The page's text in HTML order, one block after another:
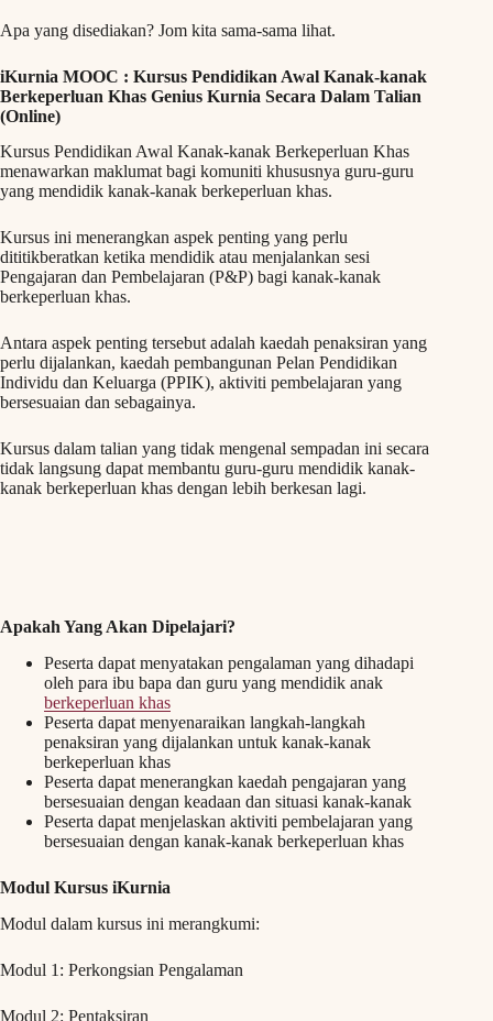
Apa yang disediakan? Jom kita sama-sama lihat.
iKurnia MOOC : Kursus Pendidikan Awal Kanak-kanak
Berkeperluan Khas Genius Kurnia Secara Dalam Talian
(Online)
Kursus Pendidikan Awal Kanak-kanak Berkeperluan Khas
menawarkan maklumat bagi komuniti khususnya guru-guru
yang mendidik kanak-kanak berkeperluan khas.
Kursus ini menerangkan aspek penting yang perlu
dititikberatkan ketika mendidik atau menjalankan sesi
Pengajaran dan Pembelajaran (P&P) bagi kanak-kanak
berkeperluan khas.
Antara aspek penting tersebut adalah kaedah penaksiran yang
perlu dijalankan, kaedah pembangunan Pelan Pendidikan
Individu dan Keluarga (PPIK), aktiviti pembelajaran yang
bersesuaian dan sebagainya.
Kursus dalam talian yang tidak mengenal sempadan ini secara
tidak langsung dapat membantu guru-guru mendidik kanak-
kanak berkeperluan khas dengan lebih berkesan lagi.
Apakah Yang Akan Dipelajari?
Peserta dapat menyatakan pengalaman yang dihadapi
oleh para ibu bapa dan guru yang mendidik anak
berkeperluan khas
Peserta dapat menyenaraikan langkah-langkah
penaksiran yang dijalankan untuk kanak-kanak
berkeperluan khas
Peserta dapat menerangkan kaedah pengajaran yang
bersesuaian dengan keadaan dan situasi kanak-kanak
Peserta dapat menjelaskan aktiviti pembelajaran yang
bersesuaian dengan kanak-kanak berkeperluan khas
Modul Kursus iKurnia
Modul dalam kursus ini merangkumi:
Modul 1: Perkongsian Pengalaman
Modul 2: Pentaksiran